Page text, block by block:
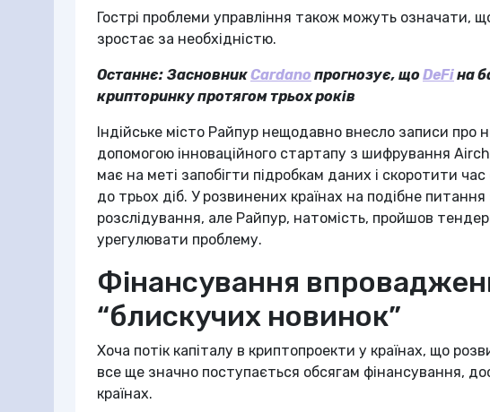
Гострі проблеми управління також можуть означати,
зростає за необхідністю.
Останнє: ЗасновникCardano прогнозує, щоDeFiна
крипторинку протягом трьох років
Індійське місто Райпур нещодавно внесло записи про
допомогою інноваційного стартапу з шифрування
має на меті запобігти підробкам даних і скоротити
до трьох діб. У розвинених країнах на подібне
розслідування, але Райпур, натомість, пройшов
урегулювати проблему.
Фінансування
“блискучих новинок”
Хоча потік капіталу в криптопроекти у країнах, що
все ще значно поступається обсягам фінансування,
країнах.